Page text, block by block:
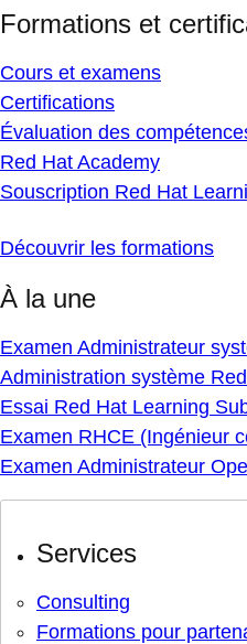
Formations et
Cours et examens
Certifications
Évaluation des
Red Hat Academy
Souscription Red Hat
Découvrir les formations
À la une
Examen Administrateur
Administration système
Essai Red Hat Learning
Examen RHCE (Ingénieur
Examen Administrateur
Services
Consulting
Formations pour